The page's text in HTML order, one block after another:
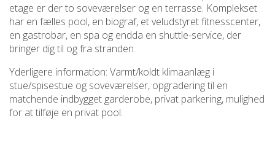
etage er der to soveværelser og en terrasse. Komplekset
har en fælles pool, en biograf, et veludstyret fitnesscenter,
en gastrobar, en spa og endda en shuttle-service, der
bringer dig til og fra stranden.
Yderligere information: Varmt/koldt klimaanlæg i
stue/spisestue og soveværelser, opgradering til en
matchende indbygget garderobe, privat parkering, mulighed
for at tilføje en privat pool.